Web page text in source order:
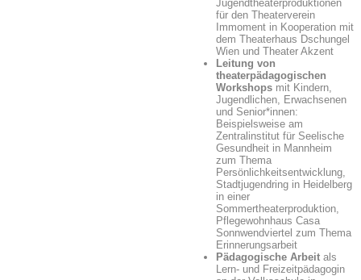
Jugendtheaterproduktionen
für den Theaterverein
Immoment in Kooperation mit
dem Theaterhaus Dschungel
Wien und Theater Akzent
Leitung von
theaterpädagogischen
Workshops mit Kindern,
Jugendlichen, Erwachsenen
und Senior*innen:
Beispielsweise am
Zentralinstitut für Seelische
Gesundheit in Mannheim
zum Thema
Persönlichkeitsentwicklung,
Stadtjugendring in Heidelberg
in einer
Sommertheaterproduktion,
Pflegewohnhaus Casa
Sonnwendviertel zum Thema
Erinnerungsarbeit
Pädagogische Arbeit als
Lern- und Freizeitpädagogin